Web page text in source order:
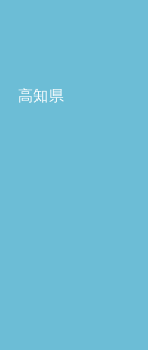
高知県